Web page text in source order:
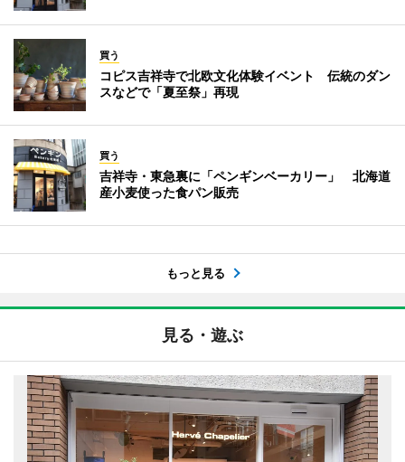
買う
コピス吉祥寺で北欧文化体験イベント 伝統のダン
スなどで「夏至祭」再現
買う
吉祥寺・東急裏に「ペンギンベーカリー」 北海道
産小麦使った食パン販売
もっと見る
見る・遊ぶ